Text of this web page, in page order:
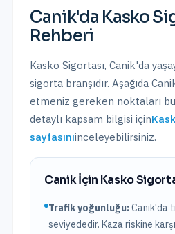
Canik'da Kasko
Rehberi
Kasko Sigortası, Canik'da
sigorta branşıdır. Aşağıda
etmeniz gereken noktaları
detaylı kapsam bilgisi için
sayfasınıinceleyebilirsiniz.
Canikİçin Kasko
Trafik yoğunluğu:Canik'da
seviyededir. Kaza riskine